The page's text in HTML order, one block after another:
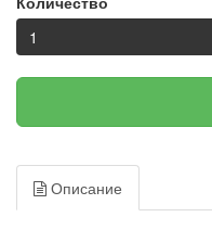
Описание